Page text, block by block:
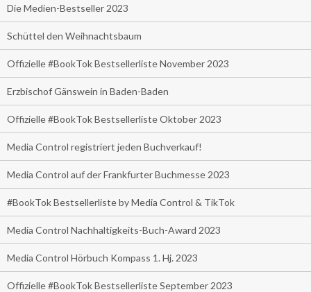
Die Medien-Bestseller 2023
Schüttel den Weihnachtsbaum
Offizielle #BookTok Bestsellerliste November 2023
Erzbischof Gänswein in Baden-Baden
Offizielle #BookTok Bestsellerliste Oktober 2023
Media Control registriert jeden Buchverkauf!
Media Control auf der Frankfurter Buchmesse 2023
#BookTok Bestsellerliste by Media Control & TikTok
Media Control Nachhaltigkeits-Buch-Award 2023
Media Control Hörbuch Kompass 1. Hj. 2023
Offizielle #BookTok Bestsellerliste September 2023